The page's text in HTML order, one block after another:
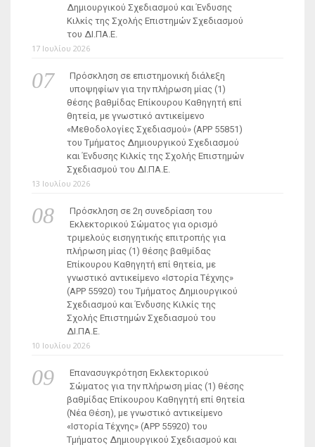
Δημιουργικού Σχεδιασμού και Ένδυσης
Κιλκίς της Σχολής Επιστημών Σχεδιασμού
του ΔΙ.ΠΑ.Ε.
17 Ιουλίου 2026
Πρόσκληση σε επιστημονική διάλεξη
υποψηφίων για την πλήρωση μίας (1)
θέσης βαθμίδας Επίκουρου Καθηγητή επί
θητεία, με γνωστικό αντικείμενο
«Μεθοδολογίες Σχεδιασμού» (ΑΡΡ 55851)
του Τμήματος Δημιουργικού Σχεδιασμού
και Ένδυσης Κιλκίς της Σχολής Επιστημών
Σχεδιασμού του ΔΙ.ΠΑ.Ε.
13 Ιουλίου 2026
Πρόσκληση σε 2η συνεδρίαση του
Εκλεκτορικού Σώματος για ορισμό
τριμελούς εισηγητικής επιτροπής για
πλήρωση μίας (1) θέσης βαθμίδας
Επίκουρου Καθηγητή επί θητεία, με
γνωστικό αντικείμενο «Ιστορία Τέχνης»
(ΑΡΡ 55920) του Τμήματος Δημιουργικού
Σχεδιασμού και Ένδυσης Κιλκίς της
Σχολής Επιστημών Σχεδιασμού του
ΔΙ.ΠΑ.Ε.
10 Ιουλίου 2026
Επανασυγκρότηση Εκλεκτορικού
Σώματος για την πλήρωση μίας (1) θέσης
βαθμίδας Επίκουρου Καθηγητή επί θητεία
(Νέα Θέση), με γνωστικό αντικείμενο
«Ιστορία Τέχνης» (ΑΡΡ 55920) του
Τμήματος Δημιουργικού Σχεδιασμού και